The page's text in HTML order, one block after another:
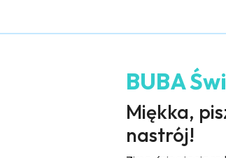
BUBA
Miękka,
nastrój!